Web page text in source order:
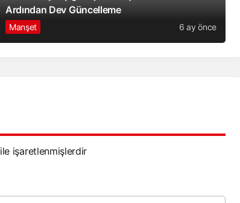
Ardından Dev Güncelleme
Manşet 6 ay önce
ile işaretlenmişlerdir